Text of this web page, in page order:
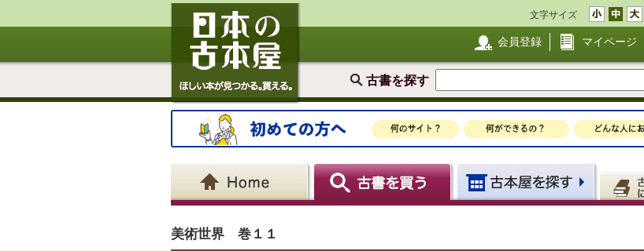
文字サイズ
会員登録 マイページ
古書を探す
美術世界 巻１１